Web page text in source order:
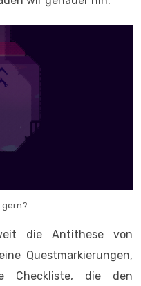
gern?
die Antithese von
Questmarkierungen,
Checkliste, die den